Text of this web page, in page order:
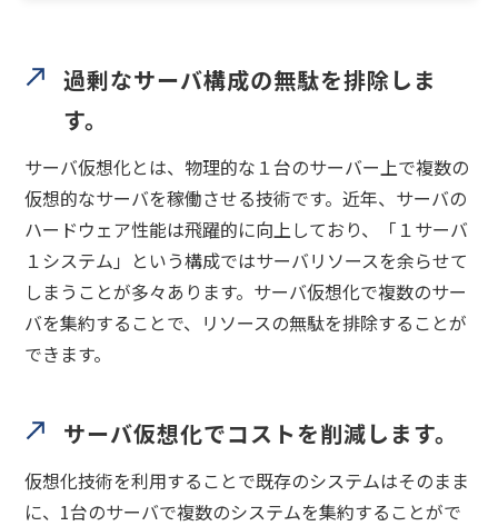
過剰なサーバ構成の無駄を排除しま
す。
サーバ仮想化とは、物理的な１台のサーバー上で複数の
仮想的なサーバを稼働させる技術です。近年、サーバの
ハードウェア性能は飛躍的に向上しており、「１サーバ
１システム」という構成ではサーバリソースを余らせて
しまうことが多々あります。サーバ仮想化で複数のサー
バを集約することで、リソースの無駄を排除することが
できます。
サーバ仮想化でコストを削減します。
仮想化技術を利用することで既存のシステムはそのまま
に、1台のサーバで複数のシステムを集約することがで